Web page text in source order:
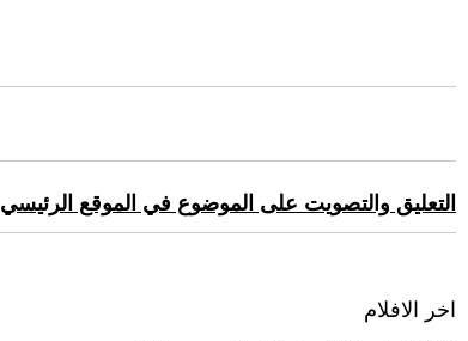
التعليق والتصويت على الموضوع في الموقع الرئيسي
اخر الافلام